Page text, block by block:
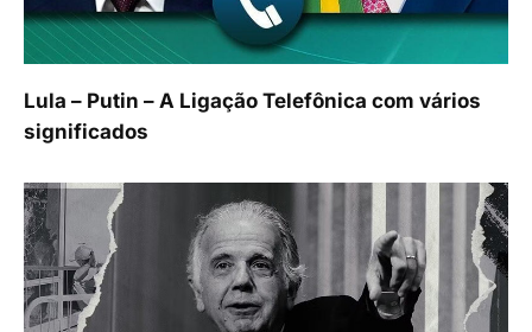
Lula – Putin – A Ligação Telefônica com vários
significados